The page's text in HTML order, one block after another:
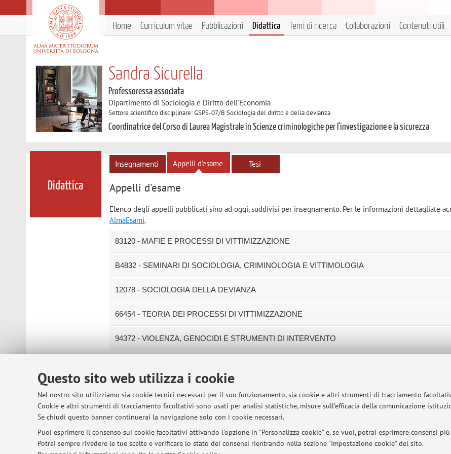
Questo sito web utilizza i cookie
Nel nostro sito utilizziamo sia cookie tecnici necessari per il suo funzionamento, sia cookie e altri strumenti di tracciamento
Cookie e altri strumenti di tracciamento facoltativi sono usati per analisi statistiche, misure sull'efficacia della comunicazione
Se chiudi questo banner continuerai la navigazione solo con i cookie necessari.
Puoi esprimere il consenso sui cookie facoltativi attivando l'opzione in "Personalizza cookie" e, se vuoi, potrai esprimere consensi
Potrai sempre rivedere le tue scelte e verificare lo stato dei consensi rientrando nella sezione "Impostazione cookie" del sito.
Home Curriculum vitae Pubblicazioni Didattica Temi di ricerca Collaborazioni Contenuti utili
Sandra Sicurella
Professoressa associata
Dipartimento di Sociologia e Diritto dell'Economia
Settore scientifico disciplinare: GSPS-07/B Sociologia del diritto e della devianza
Coordinatrice del Corso di Laurea Magistrale in Scienze criminologiche per l'investigazione e la sicurezza
Didattica
Insegnamenti Appelli d'esame Tesi
Appelli d'esame
Elenco degli appelli pubblicati sino ad oggi, suddivisi per insegnamento. Per le informazioni dettagliate
AlmaEsami.
83120 - MAFIE E PROCESSI DI VITTIMIZZAZIONE
B4832 - SEMINARI DI SOCIOLOGIA, CRIMINOLOGIA E VITTIMOLOGIA
12078 - SOCIOLOGIA DELLA DEVIANZA
66454 - TEORIA DEI PROCESSI DI VITTIMIZZAZIONE
94372 - VIOLENZA, GENOCIDI E STRUMENTI DI INTERVENTO
© 2026 - ALMA MATER STUDIORUM - Università di Bologna - Via Zamboni, 33 - 40126 Bologna - Partita IVA: 01131710376